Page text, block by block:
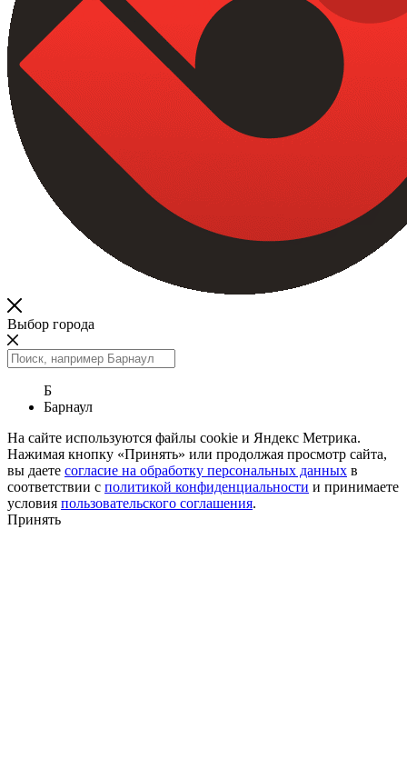
Выбор города
Б
Барнаул
На сайте используются файлы cookie и Яндекс Метрика.
Нажимая кнопку «Принять» или продолжая просмотр сайта,
вы даете согласие на обработку персональных данных в
соответствии с политикой конфиденциальности и принимаете
условия пользовательского соглашения.
Принять